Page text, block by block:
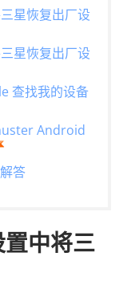
星恢复出厂设
星恢复出厂设
查找我的设备
Android
答
中将三